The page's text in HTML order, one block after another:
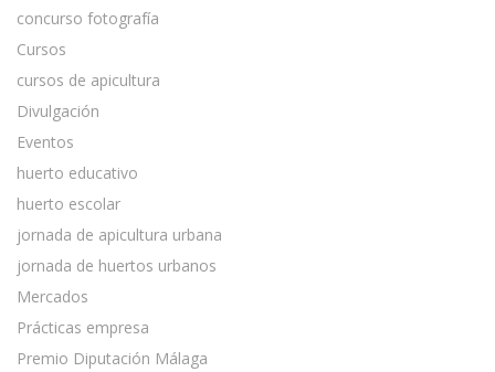
concurso fotografía
Cursos
cursos de apicultura
Divulgación
Eventos
huerto educativo
huerto escolar
jornada de apicultura urbana
jornada de huertos urbanos
Mercados
Prácticas empresa
Premio Diputación Málaga